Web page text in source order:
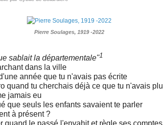
Pierre Soulages, 1919 -2022
sablait la départementale"1
dans la ville
année que tu n'avais pas écrite
quand tu cherchais déjà ce que tu n'avais
jamais eu
que seuls les enfants savaient te parler
à présent ?